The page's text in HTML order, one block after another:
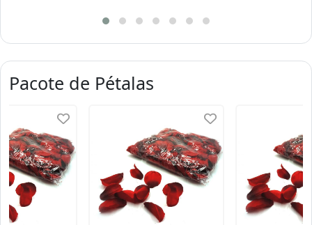
Pacote de Pétalas